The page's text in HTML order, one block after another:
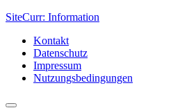
SiteCurr: Information
Kontakt
Datenschutz
Impressum
Nutzungsbedingungen